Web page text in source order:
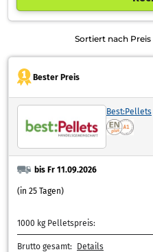
Sortiert nach
Bester Preis
Best:Pellets
bis Fr 11.09.2026
(in 25 Tagen)
1000 kg Pelletspreis:
Brutto gesamt: Details